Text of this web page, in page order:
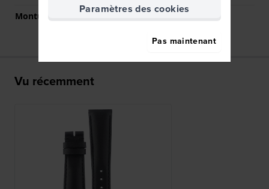
Monture droite
Oui
Vu récemment
Paramètres des cookies
Pas maintenant